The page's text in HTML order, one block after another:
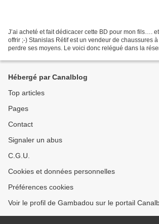
J’ai acheté et fait dédicacer cette BD pour mon fils….
offrir ;-) Stanislas Rétif est un vendeur de chaussures
perdre ses moyens. Le voici donc relégué dans la
Hébergé par Canalblog
Top articles
Pages
Contact
Signaler un abus
C.G.U.
Cookies et données personnelles
Préférences cookies
Voir le profil de Gambadou sur le portail